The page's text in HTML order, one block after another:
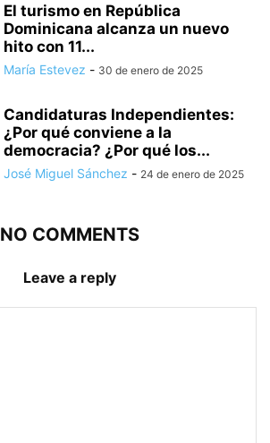
El turismo en República
Dominicana alcanza un nuevo
hito con 11...
María Estevez - 30 de enero de 2025
Candidaturas Independientes:
¿Por qué conviene a la
democracia? ¿Por qué los...
José Miguel Sánchez - 24 de enero de 2025
NO COMMENTS
Leave a reply